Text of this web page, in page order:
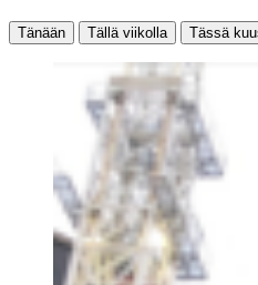
Tänään Tällä viikolla Tässä